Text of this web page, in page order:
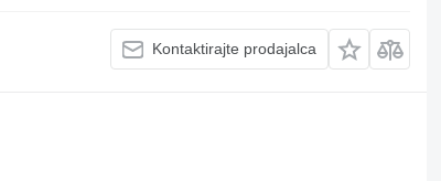
Kontaktirajte prodajalca